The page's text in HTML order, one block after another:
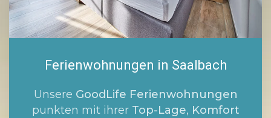
Ferienwohnungen in Saalbach
Unsere GoodLife Ferienwohnungen
punkten mit ihrer Top-Lage, Komfort